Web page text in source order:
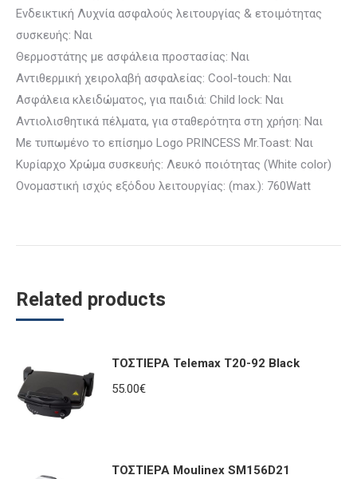
Ενδεικτική Λυχνία ασφαλούς λειτουργίας & ετοιμότητας
συσκευής: Ναι
Θερμοστάτης με ασφάλεια προστασίας: Ναι
Αντιθερμική χειρολαβή ασφαλείας: Cool-touch: Ναι
Ασφάλεια κλειδώματος, για παιδιά: Child lock: Ναι
Αντιολισθητικά πέλματα, για σταθερότητα στη χρήση: Ναι
Με τυπωμένο το επίσημο Logo PRINCESS Mr.Toast: Ναι
Κυρίαρχο Χρώμα συσκευής: Λευκό ποιότητας (White color)
Ονομαστική ισχύς εξόδου λειτουργίας: (max.): 760Watt
Related products
ΤΟΣΤΙΕΡΑ Telemax T20-92 Black
55.00€
ΤΟΣΤΙΕΡΑ Moulinex SM156D21